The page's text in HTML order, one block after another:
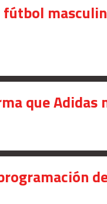
que Adidas